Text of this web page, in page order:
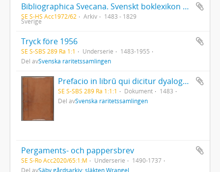
Bibliographica Svecana. Svenskt boklexikon omfattande tiden från boktryckarkonstens uppkomst till och med 1829. Ca 25.000 kataloglappar med uppgifter hämtade ur Collijn, Bygdén och andra bibliografiska verk, även med antikvariatskataloger
SE S-HS Acc1972/62 Arkiv 1483 - 1829
Sverige
Tryck före 1956
SE S-SBS 289 Ra 1:1 Underserie
1483-1955
Del avSvenska raritetssamlingen
Prefacio in librū qui dicitur dyalogus creaturar[um] moralizatus omni materie morali iocundo et edificatiuo modo applicabilis. - 1483
SE S-SBS 289 Ra 1:1:1 Dokument
1483
Del avSvenska raritetssamlingen
Pergaments- och pappersbrev
SE S-Ro Acc2020/65:1:M Underserie
1490-1737
Del avSäby gårdsarkiv: släkten Wrangel